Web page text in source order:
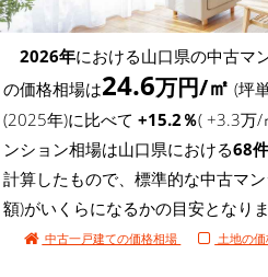
2026年における山口県の中古マ
の価格相場は24.6万円/㎡ (坪
(2025年)に比べて +15.2％( +3.3万/
ンション相場は山口県における68件
計算したもので、標準的な中古マ
額)がいくらになるかの目安となりま
中古一戸建ての価格相場 土地の